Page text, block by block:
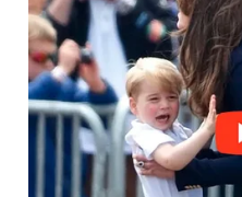
Madrid: Ed.
NAOUM, P. C.;
Hematologia
Rio Preto, SP:
Ciência e
FISBERG, M.;